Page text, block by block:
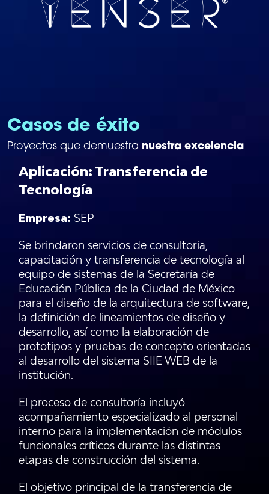
Casos de éxito
Proyectos que demuestra nuestra excelencia
Aplicación: Transferencia de
Tecnología
Empresa: SEP
Se brindaron servicios de consultoría,
capacitación y transferencia de tecnología al
equipo de sistemas de la Secretaría de
Educación Pública de la Ciudad de México
para el diseño de la arquitectura de software,
la definición de lineamientos de diseño y
desarrollo, así como la elaboración de
prototipos y pruebas de concepto orientadas
al desarrollo del sistema SIIE WEB de la
institución.
El proceso de consultoría incluyó
acompañamiento especializado al personal
interno para la implementación de módulos
funcionales críticos durante las distintas
etapas de construcción del sistema.
El objetivo principal de la transferencia de